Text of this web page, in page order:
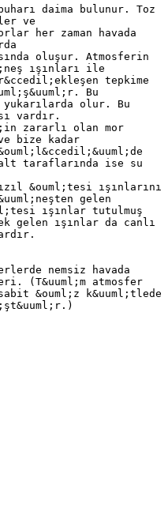
daima bulunur. Toz
ve
her zaman havada
oluşur. Atmosferin
ışınları ile
tepkime
Bu
olur. Bu
vardır.
zararlı olan mor
bize kadar
alt taraflarında ise su
&ouml;tesi ışınlarını
gelen
ışınlar tutulmuş
gelen ışınlar da canlı
nemsiz havada
(T&uuml;m atmosfer
&ouml;z k&uuml;tlede